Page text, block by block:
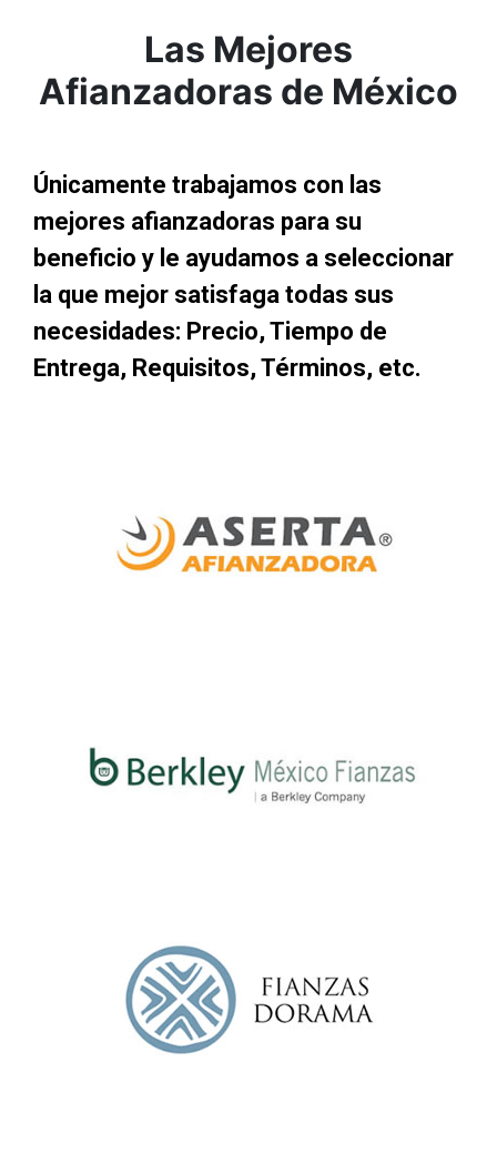
Las Mejores
Afianzadoras de México
Únicamente trabajamos con las
mejores afianzadoras para su
beneficio y le ayudamos a seleccionar
la que mejor satisfaga todas sus
necesidades: Precio, Tiempo de
Entrega, Requisitos, Términos, etc.